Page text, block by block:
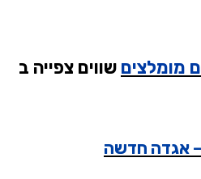
מומלצים שווים צפייה ב
אגדה חדשה